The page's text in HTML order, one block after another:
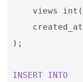
views
int (
created_at
);
INSERT INTO